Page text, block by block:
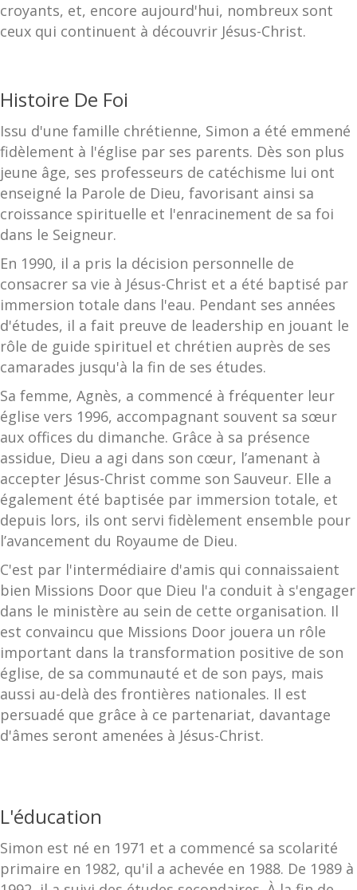
croyants, et, encore aujourd'hui, nombreux sont
ceux qui continuent à découvrir Jésus-Christ.
Histoire De Foi
Issu d'une famille chrétienne, Simon a été emmené
fidèlement à l'église par ses parents. Dès son plus
jeune âge, ses professeurs de catéchisme lui ont
enseigné la Parole de Dieu, favorisant ainsi sa
croissance spirituelle et l'enracinement de sa foi
dans le Seigneur.
En 1990, il a pris la décision personnelle de
consacrer sa vie à Jésus-Christ et a été baptisé par
immersion totale dans l'eau. Pendant ses années
d'études, il a fait preuve de leadership en jouant le
rôle de guide spirituel et chrétien auprès de ses
camarades jusqu'à la fin de ses études.
Sa femme, Agnès, a commencé à fréquenter leur
église vers 1996, accompagnant souvent sa sœur
aux offices du dimanche. Grâce à sa présence
assidue, Dieu a agi dans son cœur, l’amenant à
accepter Jésus-Christ comme son Sauveur. Elle a
également été baptisée par immersion totale, et
depuis lors, ils ont servi fidèlement ensemble pour
l’avancement du Royaume de Dieu.
C'est par l'intermédiaire d'amis qui connaissaient
bien Missions Door que Dieu l'a conduit à s'engager
dans le ministère au sein de cette organisation. Il
est convaincu que Missions Door jouera un rôle
important dans la transformation positive de son
église, de sa communauté et de son pays, mais
aussi au-delà des frontières nationales. Il est
persuadé que grâce à ce partenariat, davantage
d'âmes seront amenées à Jésus-Christ.
L'éducation
Simon est né en 1971 et a commencé sa scolarité
primaire en 1982, qu'il a achevée en 1988. De 1989 à